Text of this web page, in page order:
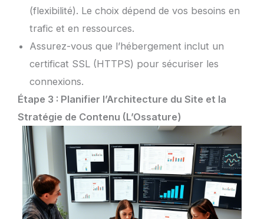
(flexibilité). Le choix dépend de vos besoins en
trafic et en ressources.
Assurez-vous que l’hébergement inclut un
certificat SSL (HTTPS) pour sécuriser les
connexions.
Étape 3 : Planifier l’Architecture du Site et la
Stratégie de Contenu (L’Ossature)